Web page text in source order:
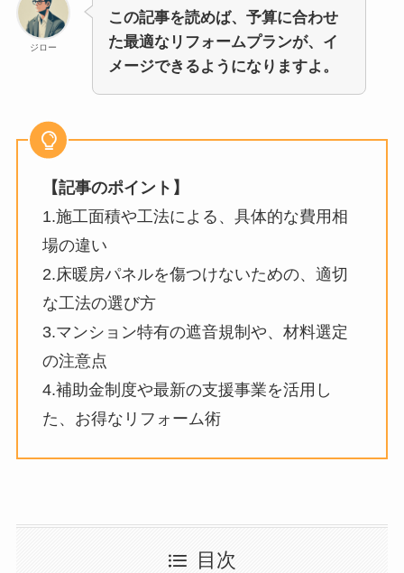
ジロー
この記事を読めば、予算に合わせ
た最適なリフォームプランが、イ
メージできるようになりますよ。
【記事のポイント】
1.施工面積や工法による、具体的な費用相
場の違い
2.床暖房パネルを傷つけないための、適切
な工法の選び方
3.マンション特有の遮音規制や、材料選定
の注意点
4.補助金制度や最新の支援事業を活用し
た、お得なリフォーム術
目次